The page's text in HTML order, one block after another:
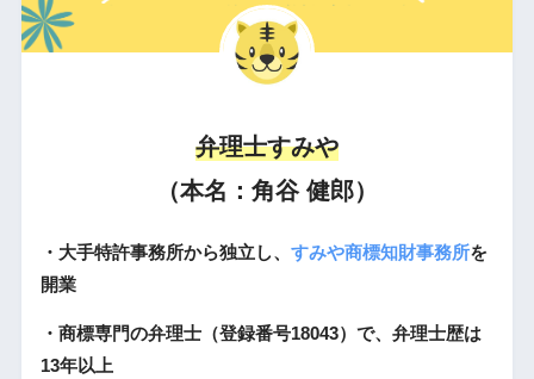
弁理士すみや
（本名：角谷 健郎）
・大手特許事務所から独立し、 すみや商標知財事務所を
開業
・商標専門の弁理士（登録番号18043）で、弁理士歴は
13年以上